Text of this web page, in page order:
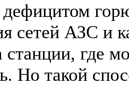
сетей АЗС и
станции, где
Но такой